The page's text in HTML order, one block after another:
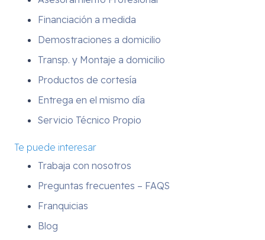
Financiación a medida
Demostraciones a domicilio
Transp. y Montaje a domicilio
Productos de cortesía
Entrega en el mismo día
Servicio Técnico Propio
Te puede interesar
Trabaja con nosotros
Preguntas frecuentes – FAQS
Franquicias
Blog